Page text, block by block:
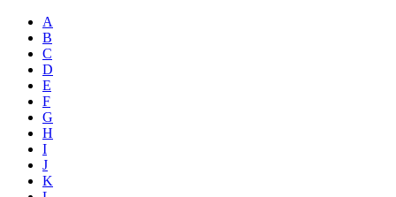
A
B
C
D
E
F
G
H
I
J
K